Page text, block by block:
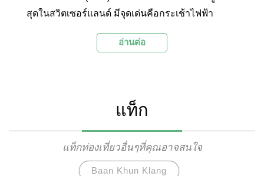
สุดในสวิตเซอร์แลนด์ มีจุดเด่นคือกระเช้าไฟฟ้า
แรกของโลก ทำให้สามารถชมวิวที่งดงามรอบๆ เขา
อ่านต่อ
แท็ก
แท็กท่องเที่ยวอื่นๆที่คุณอาจสนใจ
Baan Khun Klang